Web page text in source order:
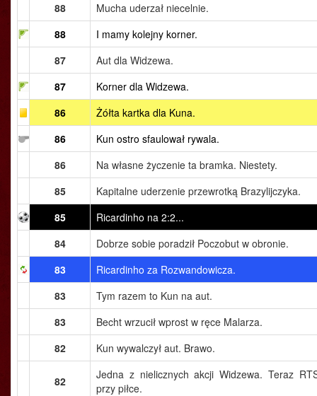
88
Mucha uderzał niecelnie.
88
I mamy kolejny korner.
87
Aut dla Widzewa.
87
Korner dla Widzewa.
86
Żółta kartka dla Kuna.
86
Kun ostro sfaulował rywala.
86
Na własne życzenie ta bramka. Niestety.
85
Kapitalne uderzenie przewrotką Brazylijczyka.
85
Ricardinho na 2:2...
84
Dobrze sobie poradził Poczobut w obronie.
83
Ricardinho za Rozwandowicza.
83
Tym razem to Kun na aut.
83
Becht wrzucił wprost w ręce Malarza.
82
Kun wywalczył aut. Brawo.
82
Jedna z nielicznych akcji Widzewa. Teraz
przy piłce.